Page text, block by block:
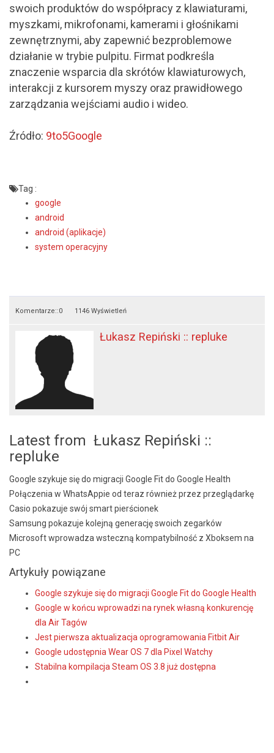
swoich produktów do współpracy z klawiaturami,
myszkami, mikrofonami, kamerami i głośnikami
zewnętrznymi, aby zapewnić bezproblemowe
działanie w trybie pulpitu. Firmat podkreśla
znaczenie wsparcia dla skrótów klawiaturowych,
interakcji z kursorem myszy oraz prawidłowego
zarządzania wejściami audio i wideo.
Źródło: 9to5Google
Tag :
google
android
android (aplikacje)
system operacyjny
Komentarze::0 1146 Wyświetleń
Łukasz Repiński :: repluke
Latest from Łukasz Repiński ::
repluke
Google szykuje się do migracji Google Fit do Google Health
Połączenia w WhatsAppie od teraz również przez przeglądarkę
Casio pokazuje swój smart pierścionek
Samsung pokazuje kolejną generację swoich zegarków
Microsoft wprowadza wsteczną kompatybilność z Xboksem na
PC
Artykuły powiązane
Google szykuje się do migracji Google Fit do Google Health
Google w końcu wprowadzi na rynek własną konkurencję
dla Air Tagów
Jest pierwsza aktualizacja oprogramowania Fitbit Air
Google udostępnia Wear OS 7 dla Pixel Watchy
Stabilna kompilacja Steam OS 3.8 już dostępna